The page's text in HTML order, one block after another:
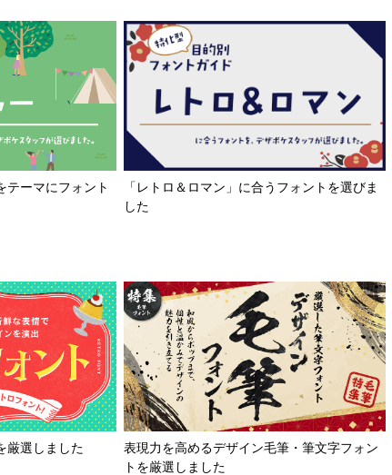
テーマにフォント
「レトロ＆ロマン」に合うフォントを選びま
した
厳選しました
表現力を高めるデザイン毛筆・筆文字フォン
トを厳選しました